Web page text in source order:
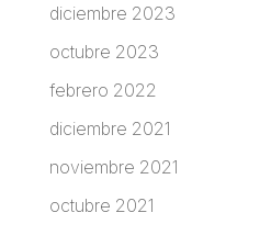
diciembre 2023
octubre 2023
febrero 2022
diciembre 2021
noviembre 2021
octubre 2021